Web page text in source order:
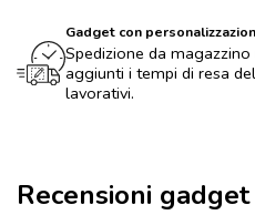
Gadget con
Spedizione da
aggiunti i tempi di resa
lavorativi.
Recensioni